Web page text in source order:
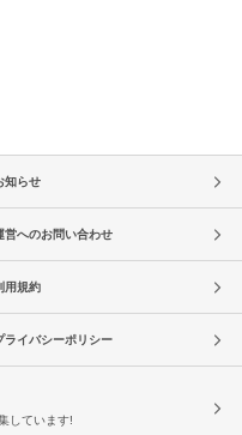
知らせ
営へのお問い合わせ
用規約
ライバシーポリシー
しています!